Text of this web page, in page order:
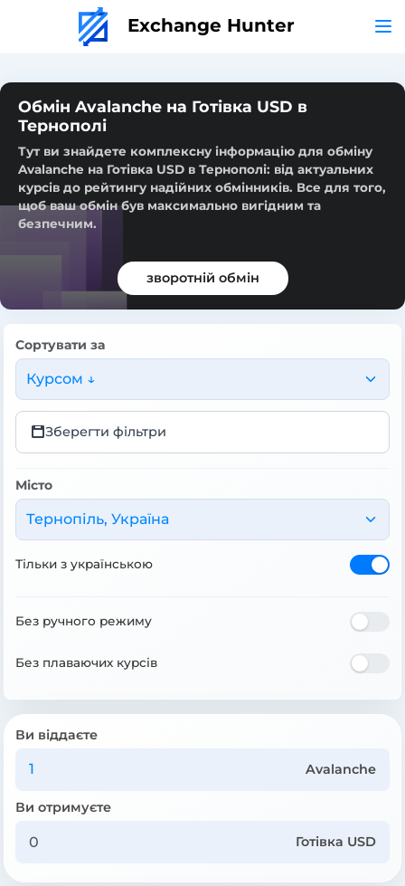
Exchange Hunter
Обмін Avalanche на Готівка USD в
Тернополі
Тут ви знайдете комплексну інформацію для обміну
Avalanche на Готівка USD в Тернополі: від актуальних
курсів до рейтингу надійних обмінників. Все для того,
щоб ваш обмін був максимально вигідним та
безпечним.
зворотній обмін
Сортувати за
Курсом ↓
Зберегти фільтри
Місто
Тернопіль, Україна
Тільки з українською
Без ручного режиму
Без плаваючих курсів
Ви віддаєте
Avalanche
Ви отримуєте
Готівка USD